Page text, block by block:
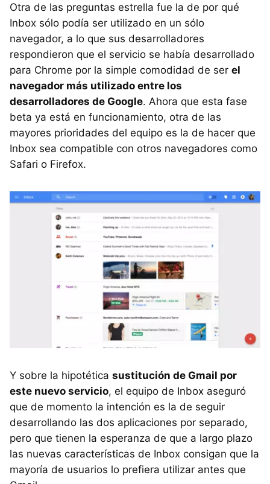
Otra de las preguntas estrella fue la de por qué
Inbox sólo podía ser utilizado en un sólo
navegador, a lo que sus desarrolladores
respondieron que el servicio se había desarrollado
para Chrome por la simple comodidad de ser el
navegador más utilizado entre los
desarrolladores de Google. Ahora que esta fase
beta ya está en funcionamiento, otra de las
mayores prioridades del equipo es la de hacer que
Inbox sea compatible con otros navegadores como
Safari o Firefox.
Y sobre la hipotética sustitución de Gmail por
este nuevo servicio, el equipo de Inbox aseguró
que de momento la intención es la de seguir
desarrollando las dos aplicaciones por separado,
pero que tienen la esperanza de que a largo plazo
las nuevas características de Inbox consigan que la
mayoría de usuarios lo prefiera utilizar antes que